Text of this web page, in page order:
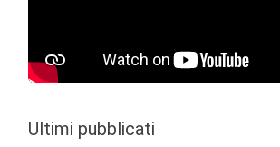
Ultimi pubblicati